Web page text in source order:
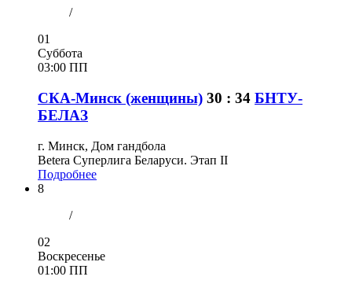
/
01
Суббота
03:00 ПП
СКА-Минск (женщины) 30 : 34 БНТУ-
БЕЛАЗ
г. Минск, Дом гандбола
Betera Суперлига Беларуси. Этап II
Подробнее
8
/
02
Воскресенье
01:00 ПП